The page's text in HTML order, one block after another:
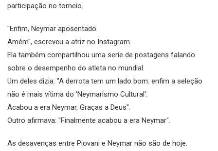
participação no torneio.
"Enfim, Neymar aposentado.
Amém", escreveu a atriz no Instagram.
Ela também compartilhou uma serie de postagens falando
sobre o desempenho do atleta no mundial.
Um deles dizia: "A derrota tem um lado bom: enfim a seleção
não é mais vítima do 'Neymarismo Cultural'.
Acabou a era Neymar, Graças a Deus".
Outro afirmava: "Finalmente acabou a era Neymar".
As desavenças entre Piovani e Neymar não são de hoje.